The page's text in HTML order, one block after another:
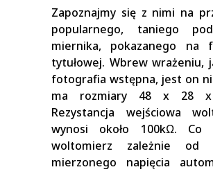
Zapoznajmy się z nimi na
popularnego, taniego
miernika, pokazanego na
tytułowej. Wbrew wrażeniu,
fotografia wstępna, jest on
ma rozmiary 48 x 28 x
Rezystancja wejściowa
wynosi około 100kΩ. Co
woltomierz zależnie od
mierzonego napięcia